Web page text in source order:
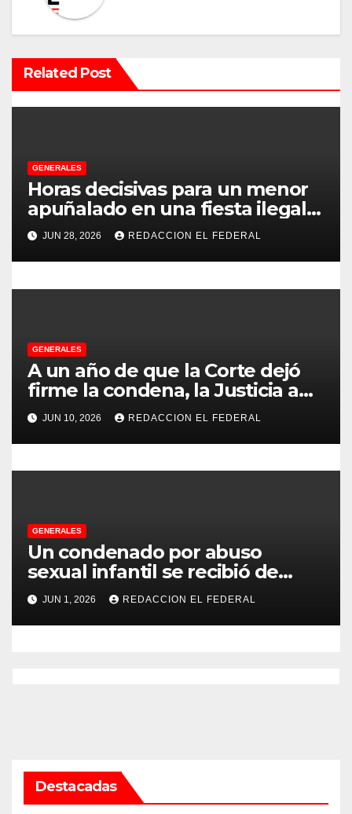
ó
n
d
e
n
t
r
a
a
s
Related Post
GENERALES
Horas decisivas para un menor
apuñalado en una fiesta ilegal
con más de 500 asistentes en
Chilecito
JUN 28, 2026 REDACCION EL FEDERAL
GENERALES
A un año de que la Corte dejó
firme la condena, la Justicia aún
no pudo decomisarle ni un peso
a CFK
JUN 10, 2026 REDACCION EL FEDERAL
GENERALES
Un condenado por abuso
sexual infantil se recibió de
psicopedagogo dentro del
Servicio Penitenciario de La
Rioja
JUN 1, 2026 REDACCION EL FEDERAL
Destacadas